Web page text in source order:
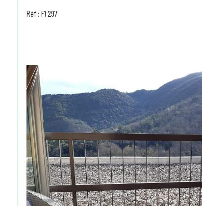
Réf : F1 297